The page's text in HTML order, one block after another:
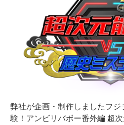
弊社が企画・制作しましたフ
験！アンビリバボー番外編 超